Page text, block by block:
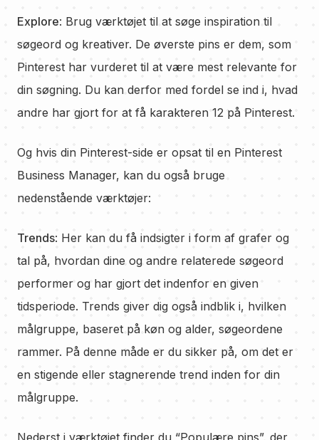
Explore: Brug værktøjet til at søge inspiration til
søgeord og kreativer. De øverste pins er dem, som
Pinterest har vurderet til at være mest relevante for
din søgning. Du kan derfor med fordel se ind i, hvad
andre har gjort for at få karakteren 12 på Pinterest.
Og hvis din Pinterest-side er opsat til en Pinterest
Business Manager, kan du også bruge
nedenstående værktøjer:
Trends: Her kan du få indsigter i form af grafer og
tal på, hvordan dine og andre relaterede søgeord
performer og har gjort det indenfor en given
tidsperiode. Trends giver dig også indblik i, hvilken
målgruppe, baseret på køn og alder, søgeordene
rammer. På denne måde er du sikker på, om det er
en stigende eller stagnerende trend inden for din
målgruppe.
Nederst i værktøjet finder du “Populære pins”, der